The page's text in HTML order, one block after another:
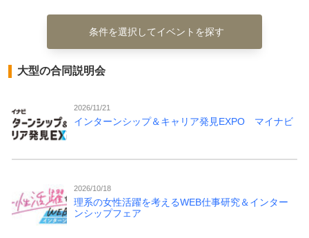
条件を選択してイベントを探す
大型の合同説明会
2026/11/21
インターンシップ＆キャリア発見EXPO マイナビ
2026/10/18
理系の女性活躍を考えるWEB仕事研究＆インター
ンシップフェア